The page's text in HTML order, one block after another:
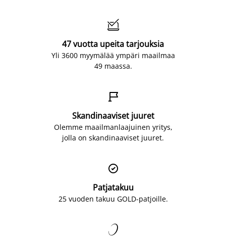

47 vuotta upeita tarjouksia
Yli 3600 myymälää ympäri maailmaa
49 maassa.

Skandinaaviset juuret
Olemme maailmanlaajuinen yritys,
jolla on skandinaaviset juuret.

Patjatakuu
25 vuoden takuu GOLD-patjoille.
